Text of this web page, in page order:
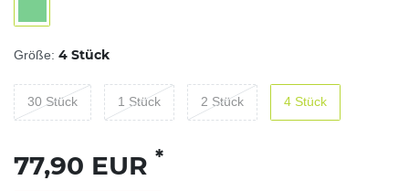
Größe: 4 Stück
30 Stück 1 Stück 2 Stück 4 Stück
77,90 EUR *